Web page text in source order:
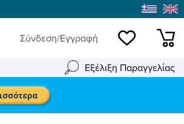
Σύνδεση/Εγγραφή Wishlist
Εξέλιξη Παραγγελίας